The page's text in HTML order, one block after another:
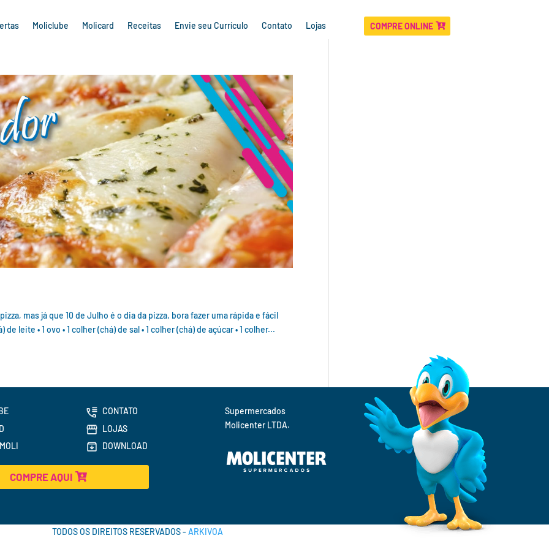
Moliclube Molicard Receitas Envie seu Currículo Contato Lojas COMPRE ONLINE
mas já que 10 de Julho é o dia da pizza, bora fazer uma rápida e fácil
leite • 1 ovo • 1 colher (chá) de sal • 1 colher (chá) de açúcar • 1 colher...
COMPRE AQUI
CONTATO
LOJAS
DOWNLOAD
Supermercados
Molicenter LTDA.
TODOS OS DIREITOS RESERVADOS - ARKIVOA